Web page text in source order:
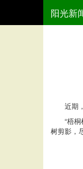
阳光新
近期
“梧
树剪影，